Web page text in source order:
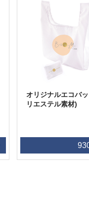
オリジナルエコバ
リエステル素材)